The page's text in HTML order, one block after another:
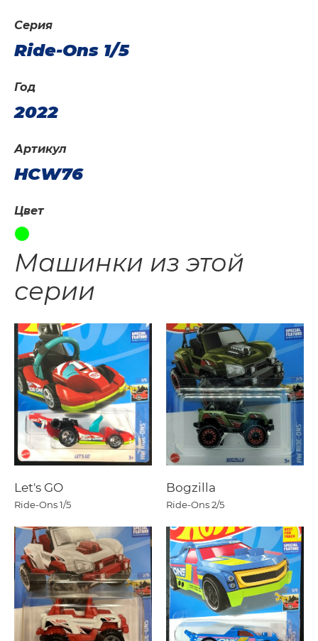
Год
2022
Артикул
HCW76
Серия
Ride-Ons 1/5
Цвет
Машинки из этой
серии
Let's GO
Ride-Ons1/5
Bogzilla
Ride-Ons2/5